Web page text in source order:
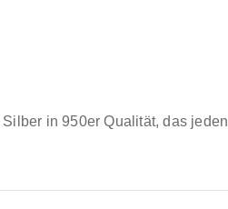
in 950er Qualität, das